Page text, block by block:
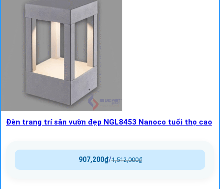
Đèn trang trí sân vườn đẹp NGL8453 Nanoco tuổi thọ cao
1,512,000₫
/
907,200₫